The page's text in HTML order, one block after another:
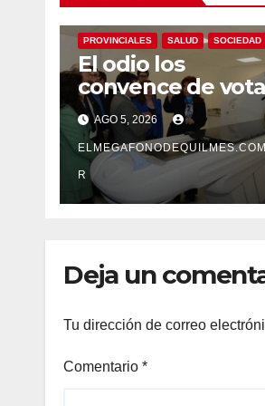
PROVINCIALES SALUD SOCIEDAD
El odio los
convence de
contra sus
intereses. Una
Sociedad
en la grieta
AGO 5, 2026
R
Deja un
Tu dirección de correo
Comentario *